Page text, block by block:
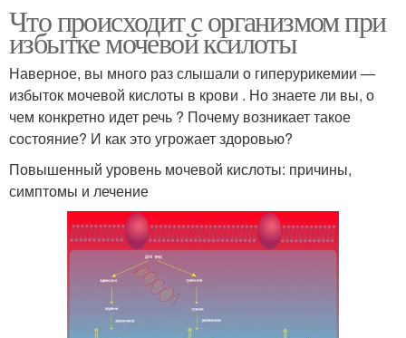
Что происходит с организмом при
избытке мочевой ксилоты
Наверное, вы много раз слышали о гиперурикемии —
избыток мочевой кислоты в крови . Но знаете ли вы, о
чем конкретно идет речь ? Почему возникает такое
состояние? И как это угрожает здоровью?
Повышенный уровень мочевой кислоты: причины,
симптомы и лечение